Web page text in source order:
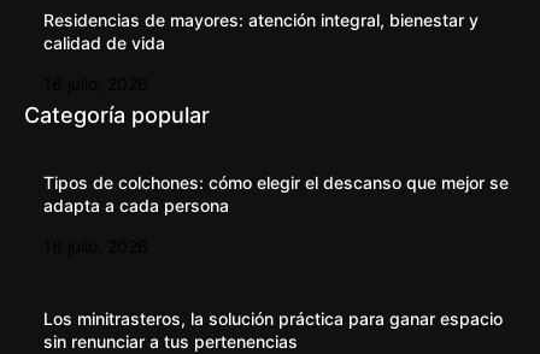
Residencias de mayores: atención integral, bienestar y
calidad de vida
Categoría popular
Tipos de colchones: cómo elegir el descanso que mejor se
adapta a cada persona
Los minitrasteros, la solución práctica para ganar espacio
sin renunciar a tus pertenencias